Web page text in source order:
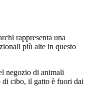
rappresenta una
più alte in questo
negozio di animali
di cibo, il gatto è fuori dai